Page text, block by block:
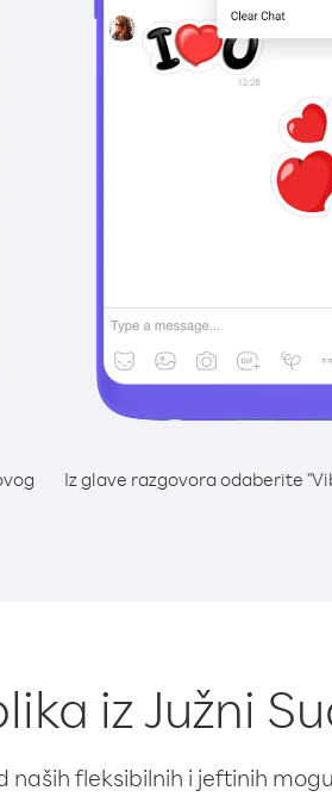
Iz glave razgovora odaberite
iz Južni
naših fleksibilnih i jeftinih